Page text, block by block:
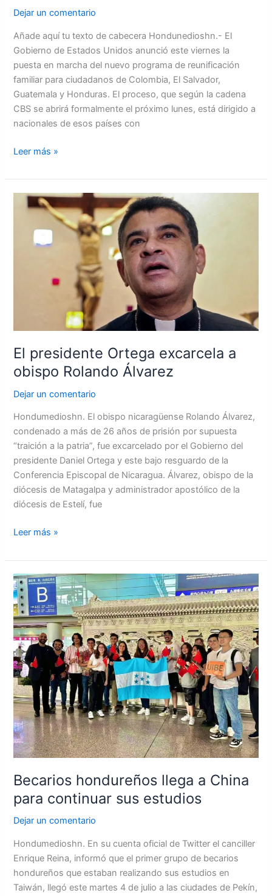
Dejar un comentario
Añade aquí tu texto de cabecera Hondunedioshn.- El
Gobierno de Estados Unidos anunció este viernes la
puesta en marcha del nuevo programa de reunificación
familiar para ciudadanos de Colombia, El Salvador,
Guatemala y Honduras. El proceso, que según la cadena
CBS se abrirá formalmente el próximo lunes, está dirigido a
nacionales de esos países con
Leer más »
El presidente Ortega excarcela a
obispo Rolando Álvarez
Dejar un comentario
Hondumedioshn. El obispo nicaragüense Rolando Álvarez,
condenado a más de 26 años de prisión por supuesta
“traición a la patria”, fue excarcelado por el Gobierno del
presidente Daniel Ortega y este bajo resguardo de la
Conferencia Episcopal de Nicaragua. Álvarez, obispo de la
diócesis de Matagalpa y administrador apostólico de la
diócesis de Estelí, fue
presidente
Ortega
excarcela
Leer más »
Becarios hondureños llega a China
para continuar sus estudios
Dejar un comentario
Hondumedioshn. En su cuenta oficial de Twitter el canciller
Enrique Reina, informó que el primer grupo de becarios
hondureños que estaban realizando sus estudios en
Taiwán, llegó este martes 4 de julio a las ciudades de Pekín,
Becarios
hondureños
llega
a
China
para
continuar
sus
estudios